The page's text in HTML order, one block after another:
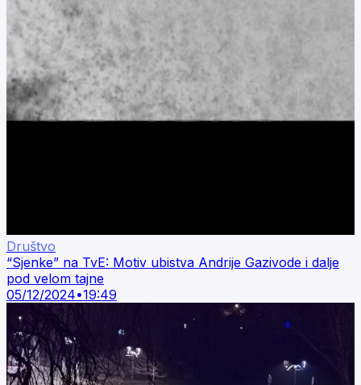
Društvo
“Sjenke” na TvE: Motiv ubistva Andrije Gazivode i dalje
pod velom tajne
05/12/2024•19:49